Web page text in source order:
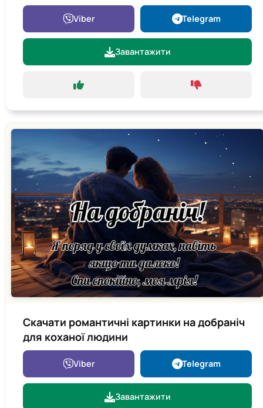
Viber Telegram
Завантажити
Скачати романтичні картинки на добраніч
для коханої людини
Viber Telegram
Завантажити